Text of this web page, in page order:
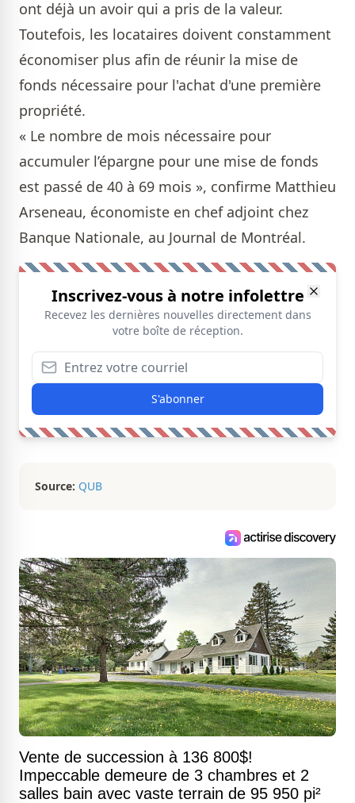
ont déjà un avoir qui a pris de la valeur.
Toutefois, les locataires doivent constamment
économiser plus afin de réunir la mise de
fonds nécessaire pour l'achat d'une première
propriété.
« Le nombre de mois nécessaire pour
accumuler l’épargne pour une mise de fonds
est passé de 40 à 69 mois », confirme Matthieu
Arseneau, économiste en chef adjoint chez
Banque Nationale, au Journal de Montréal.
Inscrivez-vous à notre infolettre
Recevez les dernières nouvelles directement dans
votre boîte de réception.
S'abonner
Source: QUB
Vente de succession à 136 800$!
Impeccable demeure de 3 chambres et 2
salles bain avec vaste terrain de 95 950 pi²